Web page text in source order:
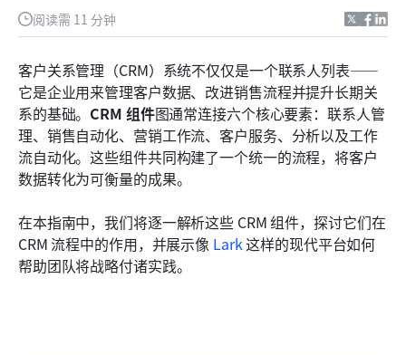
阅读需 11 分钟
客户关系管理（CRM）系统不仅仅是一个联系人列表——
它是企业用来管理客户数据、改进销售流程并提升长期关
系的基础。 CRM 组件图通常连接六个核心要素：联系人管
理、销售自动化、营销工作流、客户服务、分析以及工作
流自动化。这些组件共同构建了一个统一的流程，将客户
数据转化为可衡量的成果。
在本指南中，我们将逐一解析这些 CRM 组件，探讨它们在
CRM 流程中的作用，并展示像 Lark 这样的现代平台如何
帮助团队将战略付诸实践。
全部整合在一起：选择 Lark 作为您的 CRM 平台
有效实施CRM组件的最佳实践
常见的陷阱需避免
结论
常见问题